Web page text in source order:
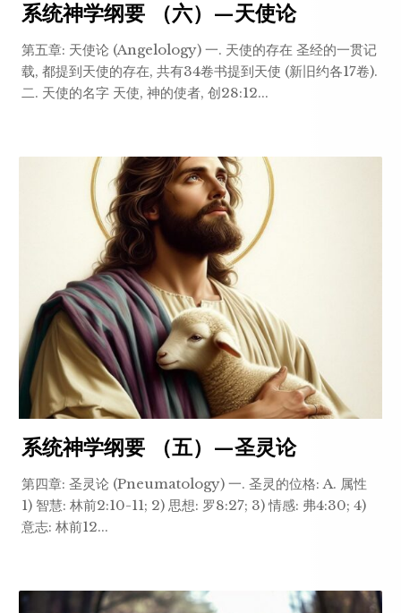
系统神学纲要 （六）—天使论
第五章: 天使论 (Angelology) 一. 天使的存在 圣经的一贯记
载, 都提到天使的存在, 共有34卷书提到天使 (新旧约各17卷).
二. 天使的名字 天使, 神的使者, 创28:12...
系统神学纲要 （五）—圣灵论
第四章: 圣灵论 (Pneumatology) 一. 圣灵的位格: A. 属性
1) 智慧: 林前2:10-11; 2) 思想: 罗8:27; 3) 情感: 弗4:30; 4)
意志: 林前12...